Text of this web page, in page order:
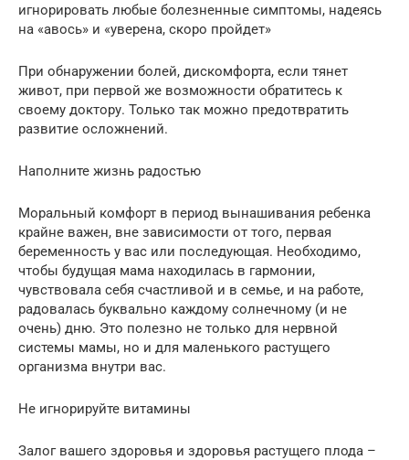
игнорировать любые болезненные симптомы, надеясь
на «авось» и «уверена, скоро пройдет»
При обнаружении болей, дискомфорта, если тянет
живот, при первой же возможности обратитесь к
своему доктору. Только так можно предотвратить
развитие осложнений.
Наполните жизнь радостью
Моральный комфорт в период вынашивания ребенка
крайне важен, вне зависимости от того, первая
беременность у вас или последующая. Необходимо,
чтобы будущая мама находилась в гармонии,
чувствовала себя счастливой и в семье, и на работе,
радовалась буквально каждому солнечному (и не
очень) дню. Это полезно не только для нервной
системы мамы, но и для маленького растущего
организма внутри вас.
Не игнорируйте витамины
Залог вашего здоровья и здоровья растущего плода –